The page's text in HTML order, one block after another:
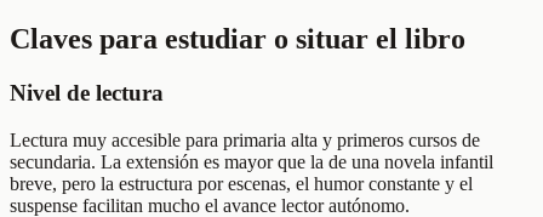
Claves para estudiar o situar el libro
Nivel de lectura
Lectura muy accesible para primaria alta y primeros cursos de
secundaria. La extensión es mayor que la de una novela infantil
breve, pero la estructura por escenas, el humor constante y el
suspense facilitan mucho el avance lector autónomo.